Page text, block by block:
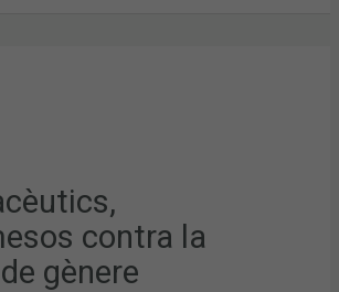
contra la
gènere